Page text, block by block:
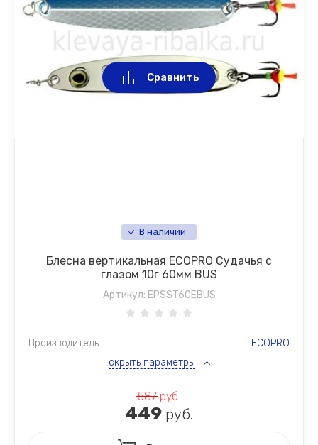
В наличии
Блесна вертикальная ECOPRO Судачья с
глазом 10г 60мм BUS
Артикул: EPSST60EBUS
Производитель
ECOPRO
скрыть параметры
Сравнить
587руб.
449 руб.